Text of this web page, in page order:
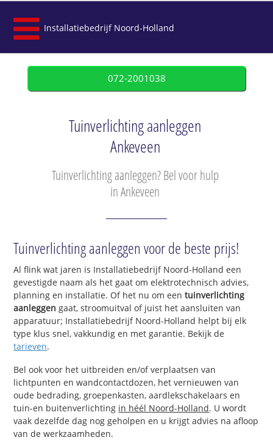
Installatiebedrijf Noord-Holland
072-2001038
Tuinverlichting aanleggen
Ankeveen
Tuinverlichting aanleggen? Bel voor hulp
in Ankeveen
Tuinverlichting aanleggen voor de beste prijs!
Al flink wat jaren is Installatiebedrijf Noord-Holland een
gevestigde naam als het gaat om elektrotechnisch advies,
planning en installatie. Of het nu om eentuinverlichting
aanleggen gaat, stroomuitval of juist het aansluiten van
apparatuur; Installatiebedrijf Noord-Holland helpt bij elk
type klus snel, vakkundig en met garantie. Bekijk de
tarieven.
Bel ook voor het uitbreiden en/of verplaatsen van
lichtpunten en wandcontactdozen, het vernieuwen van
oude bedrading, groepenkasten, aardlekschakelaars en
tuin-en buitenverlichting in héél Noord-Holland. U wordt
vaak dezelfde dag nog geholpen en u krijgt advies na afloop
van de werkzaamheden.